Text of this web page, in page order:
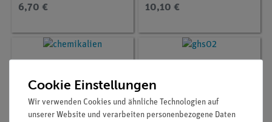
6,70 € 10,10 €
Cookie Einstellungen
Wir verwenden Cookies und ähnliche Technologien auf
unserer Website und verarbeiten personenbezogene Daten